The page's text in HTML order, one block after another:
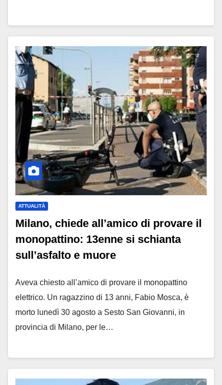
ATTUALITÀ
Milano, chiede all’amico di provare il
monopattino: 13enne si schianta
sull’asfalto e muore
Aveva chiesto all’amico di provare il monopattino
elettrico. Un ragazzino di 13 anni, Fabio Mosca, è
morto lunedì 30 agosto a Sesto San Giovanni, in
provincia di Milano, per le…